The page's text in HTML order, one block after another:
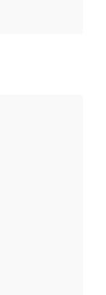
i dette